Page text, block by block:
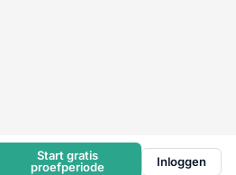
Start gratis
proefperiode
Inloggen